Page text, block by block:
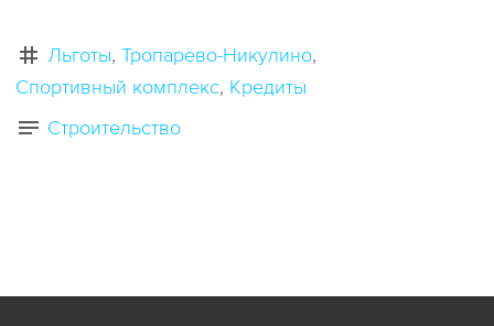
Льготы Тропарёво-Никулино
Спортивный комплекс Кредиты
Строительство